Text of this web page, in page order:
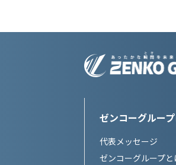
ゼンコーグルー
代表メッセージ
ゼンコーグループと